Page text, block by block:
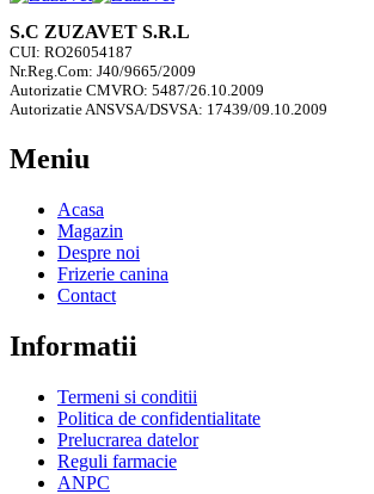
S.C ZUZAVET S.R.L
CUI: RO26054187
Nr.Reg.Com: J40/9665/2009
Autorizatie CMVRO: 5487/26.10.2009
Autorizatie ANSVSA/DSVSA: 17439/09.10.2009
Meniu
Acasa
Magazin
Despre noi
Frizerie canina
Contact
Informatii
Termeni si conditii
Politica de confidentialitate
Prelucrarea datelor
Reguli farmacie
ANPC